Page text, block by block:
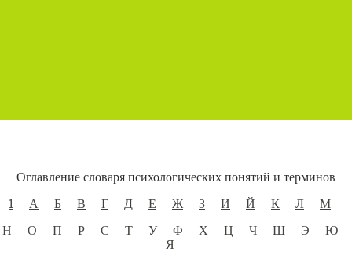
Оглавление словаря психологических понятий и терминов
1
А Б В Г Д Е Ж З И Й К Л
М
Н
О П Р С Т У Ф Х Ц Ч Ш Э
Ю
Я